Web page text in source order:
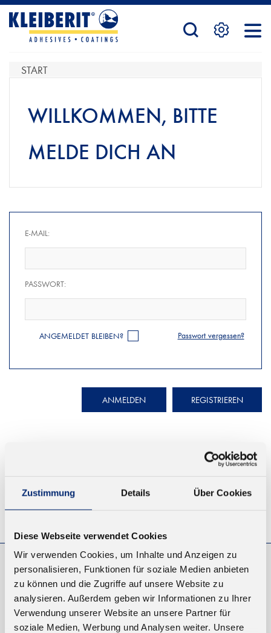
Zustimmung Details Über Cookies
Diese Webseite verwendet Cookies
Wir verwenden Cookies, um Inhalte und Anzeigen zu
personalisieren, Funktionen für soziale Medien anbieten
zu können und die Zugriffe auf unsere Website zu
analysieren. Außerdem geben wir Informationen zu Ihrer
Verwendung unserer Website an unsere Partner für
soziale Medien, Werbung und Analysen weiter. Unsere
STARTSEITE
PRODUKTE
SERVICE
START
WILLKOMMEN, BITTE
MELDE DICH AN
E-MAIL:
PASSWORT:
ANGEMELDET BLEIBEN? Passwort vergessen?
ANMELDEN REGISTRIEREN
EINKAUFEN
NEUKUNDEN
VERSAND UND ZAHLUNG